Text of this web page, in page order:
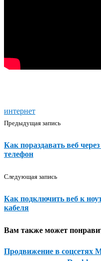
интернет
Предыдущая запись
Как пораздавать веб
телефон
Следующая запись
Как подключить веб к
кабеля
Вам также может
Продвижение в соцсетях